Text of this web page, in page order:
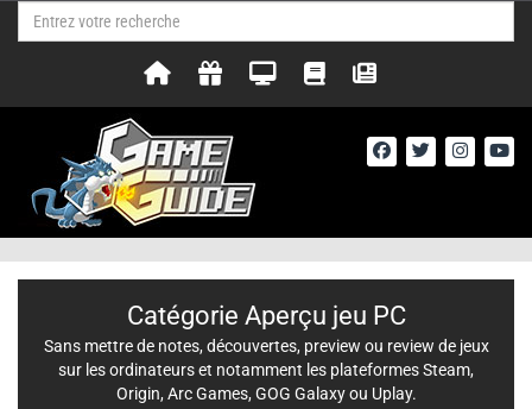
Catégorie Aperçu jeu PC
Sans mettre de notes, découvertes, preview ou review de jeux
sur les ordinateurs et notamment les plateformes Steam,
Origin, Arc Games, GOG Galaxy ou Uplay.